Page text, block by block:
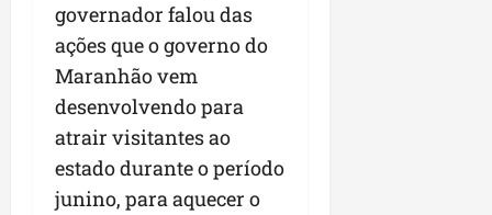
governador falou das
ações que o governo do
Maranhão vem
desenvolvendo para
atrair visitantes ao
estado durante o período
junino, para aquecer o